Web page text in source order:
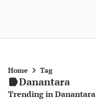
Home Tag
Danantara
Trending in Danantara